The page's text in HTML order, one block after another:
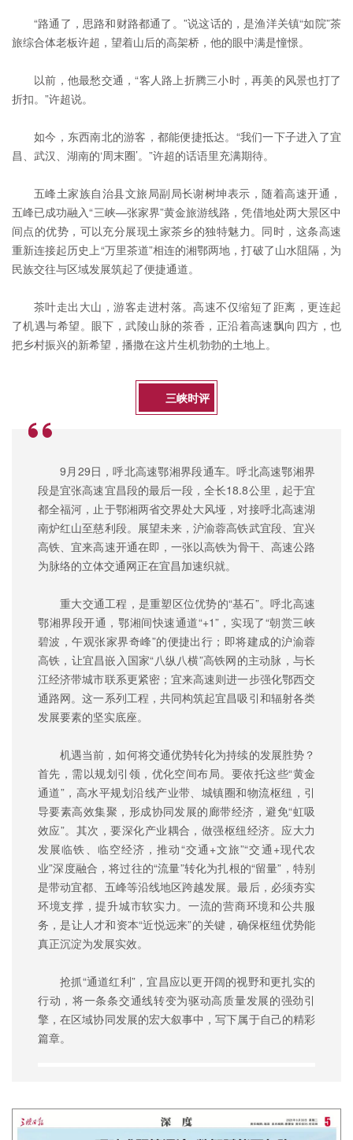
“路通了，思路和财路都通了。”说这话的，是渔洋关镇“如院”茶
旅综合体老板许超，望着山后的高架桥，他的眼中满是憧憬。
以前，他最愁交通，“客人路上折腾三小时，再美的风景也打了
折扣。”许超说。
如今，东西南北的游客，都能便捷抵达。“我们一下子进入了宜
昌、武汉、湖南的‘周末圈’。”许超的话语里充满期待。
五峰土家族自治县文旅局副局长谢树坤表示，随着高速开通，
五峰已成功融入“三峡—张家界”黄金旅游线路，凭借地处两大景区中
间点的优势，可以充分展现土家茶乡的独特魅力。同时，这条高速
重新连接起历史上“万里茶道”相连的湘鄂两地，打破了山水阻隔，为
民族交往与区域发展筑起了便捷通道。
茶叶走出大山，游客走进村落。高速不仅缩短了距离，更连起
了机遇与希望。眼下，武陵山脉的茶香，正沿着高速飘向四方，也
把乡村振兴的新希望，播撒在这片生机勃勃的土地上。
三峡时评
9月29日，呼北高速鄂湘界段通车。呼北高速鄂湘界
段是宜张高速宜昌段的最后一段，全长18.8公里，起于宜
都全福河，止于鄂湘两省交界处大风垭，对接呼北高速湖
南炉红山至慈利段。展望未来，沪渝蓉高铁武宜段、宜兴
高铁、宜来高速开通在即，一张以高铁为骨干、高速公路
为脉络的立体交通网正在宜昌加速织就。
重大交通工程，是重塑区位优势的“基石”。呼北高速
鄂湘界段开通，鄂湘间快速通道“+1”，实现了“朝赏三峡
碧波，午观张家界奇峰”的便捷出行；即将建成的沪渝蓉
高铁，让宜昌嵌入国家“八纵八横”高铁网的主动脉，与长
江经济带城市联系更紧密；宜来高速则进一步强化鄂西交
通路网。这一系列工程，共同构筑起宜昌吸引和辐射各类
发展要素的坚实底座。
机遇当前，如何将交通优势转化为持续的发展胜势？
首先，需以规划引领，优化空间布局。要依托这些“黄金
通道”，高水平规划沿线产业带、城镇圈和物流枢纽，引
导要素高效集聚，形成协同发展的廊带经济，避免“虹吸
效应”。其次，要深化产业耦合，做强枢纽经济。应大力
发展临铁、临空经济，推动“交通+文旅”“交通+现代农
业”深度融合，将过往的“流量”转化为扎根的“留量”，特别
是带动宜都、五峰等沿线地区跨越发展。最后，必须夯实
环境支撑，提升城市软实力。一流的营商环境和公共服
务，是让人才和资本“近悦远来”的关键，确保枢纽优势能
真正沉淀为发展实效。
抢抓“通道红利”，宜昌应以更开阔的视野和更扎实的
行动，将一条条交通线转变为驱动高质量发展的强劲引
擎，在区域协同发展的宏大叙事中，写下属于自己的精彩
篇章。